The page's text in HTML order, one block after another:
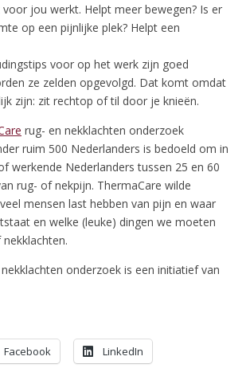
jou werkt. Helpt meer bewegen? Is er
op een pijnlijke plek? Helpt een
voor op het werk zijn goed
ze zelden opgevolgd. Dat komt omdat
zijn: zit rechtop of til door je knieën.
rug- en nekklachten onderzoek
ruim 500 Nederlanders is bedoeld om in
werkende Nederlanders tussen 25 en 60
rug- of nekpijn. ThermaCare wilde
mensen last hebben van pijn en waar
en welke (leuke) dingen we moeten
onderzoek is een initiatief van
Facebook LinkedIn